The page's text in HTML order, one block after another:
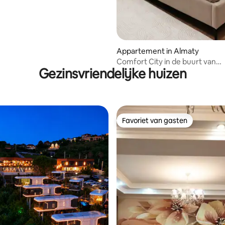
Appartement in Almaty
Comfort City in de buurt van
winkelcentrum MEGA Alma-Ata
Gezinsvriendelijke huizen
Favoriet van gasten
Favoriet van gasten